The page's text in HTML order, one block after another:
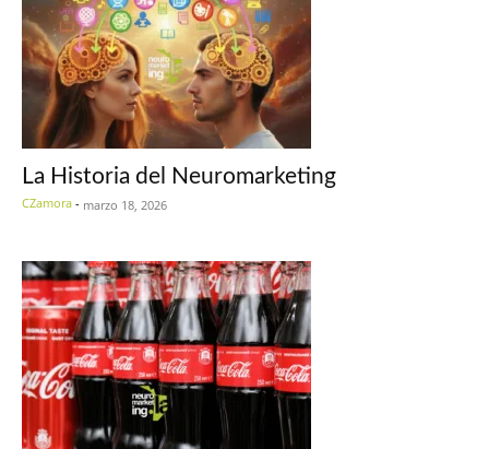
La Historia del Neuromarketing
CZamora - marzo 18, 2026